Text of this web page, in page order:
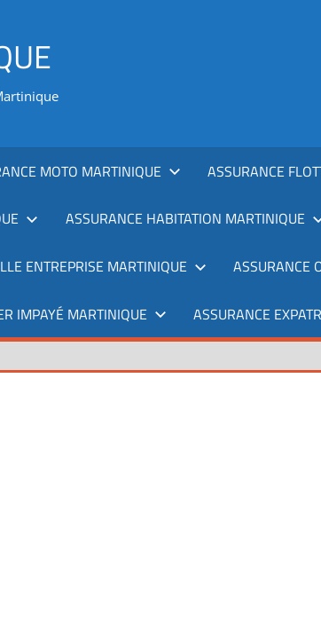
MOTO MARTINIQUE ASSURANCE
ASSURANCE HABITATION MARTINIQUE
ENTREPRISE MARTINIQUE ASSURANCE
IMPAYÉ MARTINIQUE ASSURANCE